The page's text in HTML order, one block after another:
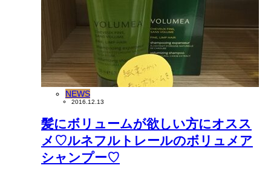
NEWS
2016.12.13
髪にボリュームが欲しい方にオスス
メ♡ルネフルトレールのボリュメア
シャンプー♡